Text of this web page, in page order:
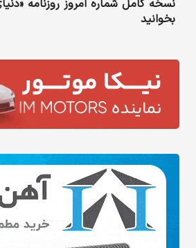
نسخه کامل شماره امروز روزنامه
بخوانید